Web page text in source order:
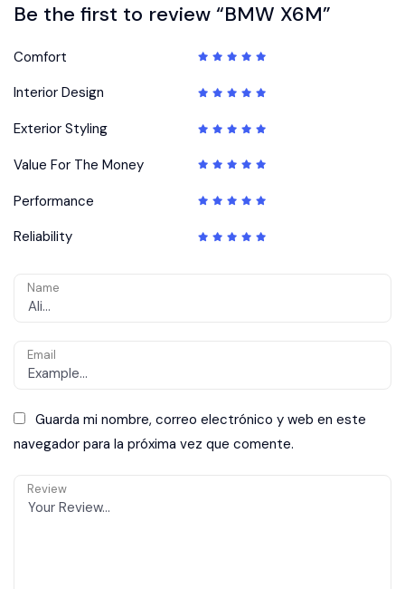
Be the first to review “BMW X6M”
Comfort
Interior Design
Exterior Styling
Value For The Money
Performance
Reliability
Name
Email
Guarda mi nombre, correo electrónico y web en este
navegador para la próxima vez que comente.
Review